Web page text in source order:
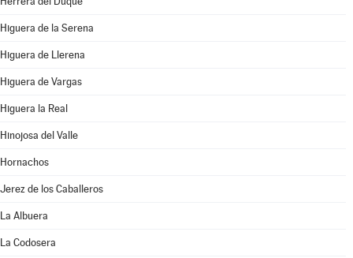
Higuera de la Serena
Higuera de Llerena
Higuera de Vargas
Higuera la Real
Hinojosa del Valle
Hornachos
Jerez de los Caballeros
La Albuera
La Codosera